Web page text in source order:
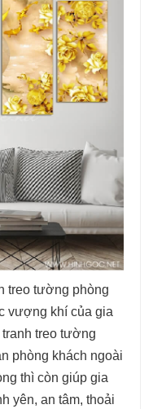
treo tường phòng
vượng khí của gia
treo tường
phòng khách ngoài
thì còn giúp gia
yên, an tâm, thoải